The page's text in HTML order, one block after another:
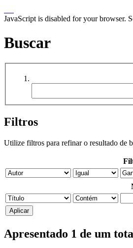
JavaScript is disabled for your browser.
Buscar
Filtros
Utilize filtros para refinar o resultado de
Apresentado 1 de um